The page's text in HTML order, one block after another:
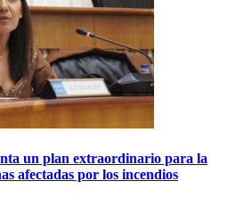
un plan extraordinario para la
afectadas por los incendios